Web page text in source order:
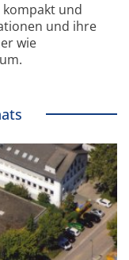
und
und ihre
wie